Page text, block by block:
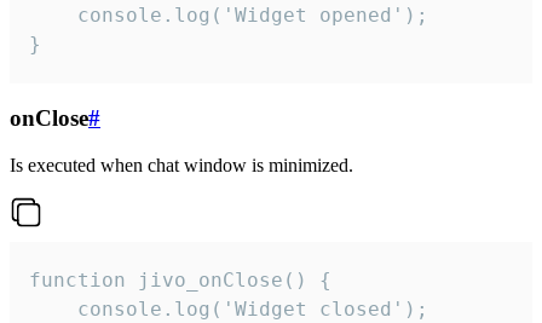
    console.log('Widget opened');
}
onClose#
Is executed when chat window is minimized.
function jivo_onClose() {
    console.log('Widget closed');